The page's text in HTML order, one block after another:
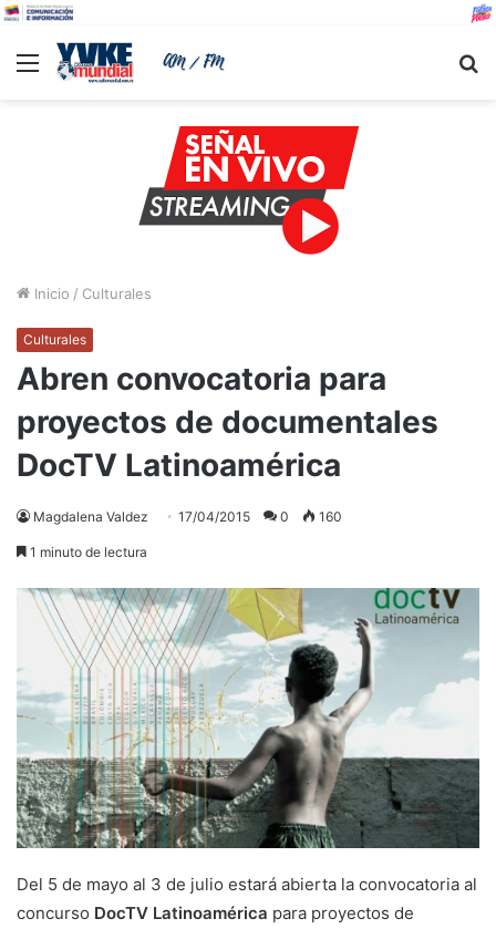
Menu
Inicio / Culturales
Culturales
Abren convocatoria para
proyectos de documentales
DocTV Latinoamérica
Magdalena Valdez 17/04/2015 0 160
1 minuto de lectura
Del 5 de mayo al 3 de julio estará abierta la convocatoria al
concurso DocTV Latinoamérica para proyectos de